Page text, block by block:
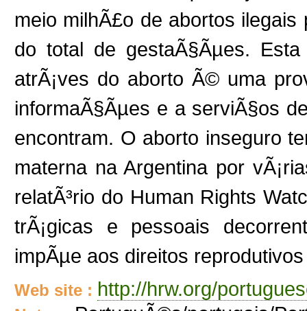
meio milhÃ£o de abortos
do total de gestaÃ§Ãµes.
atrÃ¡ves do aborto Ã© uma
informaÃ§Ãµes e a serviÃ§os
encontram. O aborto inseguro
materna na Argentina por
relatÃ³rio do Human Rights
trÃ¡gicas e pessoais
impÃµe aos direitos
Web site : http://hrw.org/